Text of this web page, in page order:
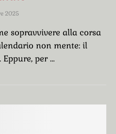
2025
sopravvivere alla corsa
non mente: il
per …